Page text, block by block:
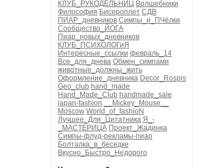
КЛУБ_РУКОДЕЛЬНИЦ Волшебники
Философия Бисероплет СДВ
ПИАР_дневников Симпы_и_ПЧёлки
Сообщество_ЙОГА
Пиар_новых_дневников
КЛУБ_ПСИХОЛОГиЯ
Интересные_ссылки февраль_14
Все_для_днева Обмен_симпами
животные_должны_жить
Оформление_дневника Decor_Rospis
Geo_club hand_made
Hand_Made_Club handmade_sale
japan-fashion
__Mickey_Mouse__
Moscow World_of_fashioN
Лучшее_Для_Цитатника Я_-
_МАСТЕРИЦА Проект_Жадинка
Симпы-флуд-рекламы-пиар
Болталка_в_беседке
Вкусно_Быстро_Недорого